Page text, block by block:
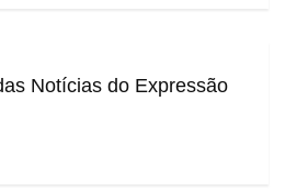
Notícias do Expressão